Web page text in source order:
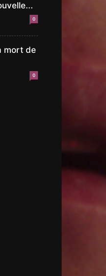
0
mort de
0